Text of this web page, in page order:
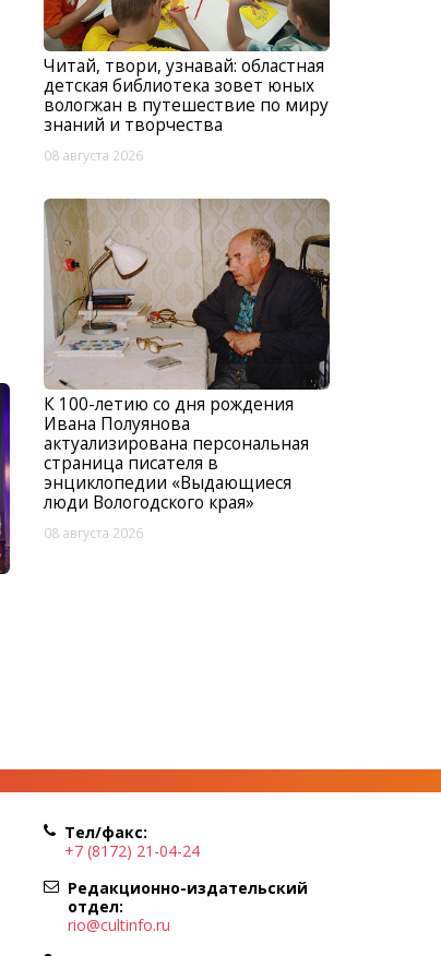
Читай, твори, узнавай: областная
детская библиотека зовет юных
вологжан в путешествие по миру
знаний и творчества
08 августа 2026
К 100-летию со дня рождения
Ивана Полуянова
актуализирована персональная
страница писателя в
энциклопедии «Выдающиеся
люди Вологодского края»
08 августа 2026
Тел/факс:
+7 (8172) 21-04-24
Редакционно-издательский
отдел:
rio@cultinfo.ru